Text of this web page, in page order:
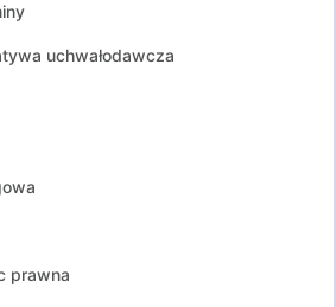
uchwałodawcza
prawna